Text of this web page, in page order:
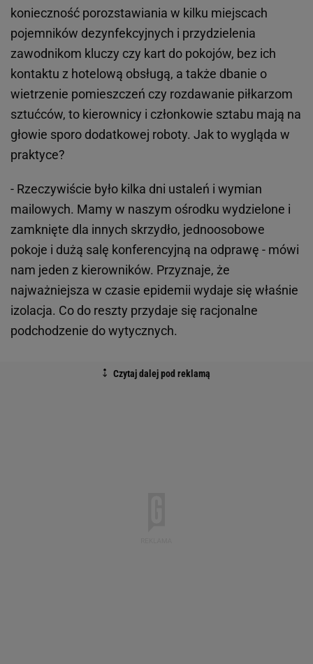
konieczność porozstawiania w kilku miejscach
pojemników dezynfekcyjnych i przydzielenia
zawodnikom kluczy czy kart do pokojów, bez ich
kontaktu z hotelową obsługą, a także dbanie o
wietrzenie pomieszczeń czy rozdawanie piłkarzom
sztućców, to kierownicy i członkowie sztabu mają na
głowie sporo dodatkowej roboty. Jak to wygląda w
praktyce?
- Rzeczywiście było kilka dni ustaleń i wymian
mailowych. Mamy w naszym ośrodku wydzielone i
zamknięte dla innych skrzydło, jednoosobowe
pokoje i dużą salę konferencyjną na odprawę - mówi
nam jeden z kierowników. Przyznaje, że
najważniejsza w czasie epidemii wydaje się właśnie
izolacja. Co do reszty przydaje się racjonalne
podchodzenie do wytycznych.